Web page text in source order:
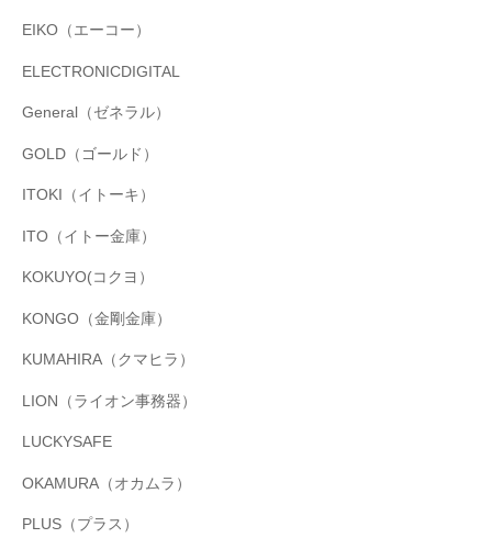
EIKO（エーコー）
ELECTRONICDIGITAL
General（ゼネラル）
GOLD（ゴールド）
ITOKI（イトーキ）
ITO（イトー金庫）
KOKUYO(コクヨ）
KONGO（金剛金庫）
KUMAHIRA（クマヒラ）
LION（ライオン事務器）
LUCKYSAFE
OKAMURA（オカムラ）
PLUS（プラス）